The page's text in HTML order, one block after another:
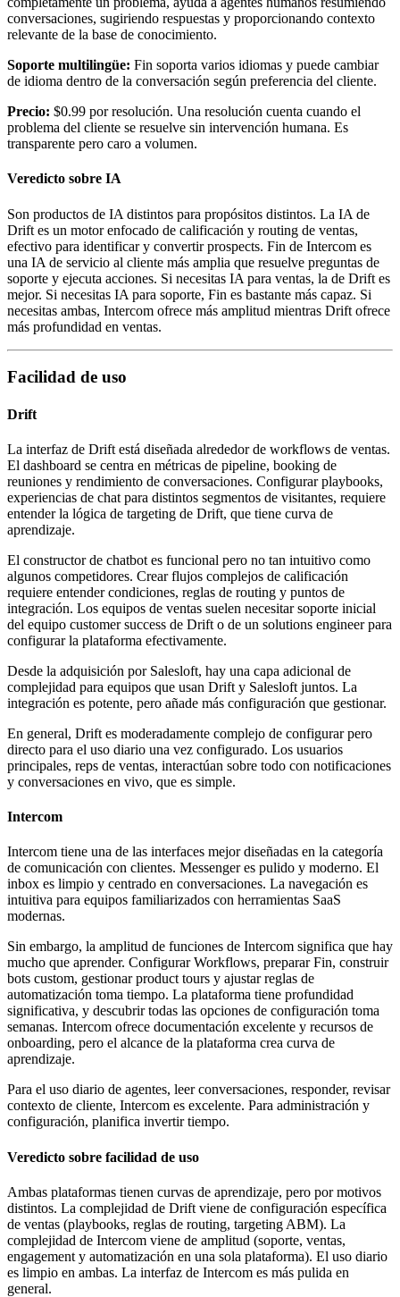
conversaciones, sugiriendo respuestas y proporcionando contexto
relevante de la base de conocimiento.
Soporte multilingüe: Fin soporta varios idiomas y puede cambiar
de idioma dentro de la conversación según preferencia del cliente.
Precio: $0.99 por resolución. Una resolución cuenta cuando el
problema del cliente se resuelve sin intervención humana. Es
transparente pero caro a volumen.
Veredicto sobre IA
Son productos de IA distintos para propósitos distintos. La IA de
Drift es un motor enfocado de calificación y routing de ventas,
efectivo para identificar y convertir prospects. Fin de Intercom es
una IA de servicio al cliente más amplia que resuelve preguntas de
soporte y ejecuta acciones. Si necesitas IA para ventas, la de Drift es
mejor. Si necesitas IA para soporte, Fin es bastante más capaz. Si
necesitas ambas, Intercom ofrece más amplitud mientras Drift ofrece
más profundidad en ventas.
Facilidad de uso
Drift
La interfaz de Drift está diseñada alrededor de workflows de ventas.
El dashboard se centra en métricas de pipeline, booking de
reuniones y rendimiento de conversaciones. Configurar playbooks,
experiencias de chat para distintos segmentos de visitantes, requiere
entender la lógica de targeting de Drift, que tiene curva de
aprendizaje.
El constructor de chatbot es funcional pero no tan intuitivo como
algunos competidores. Crear flujos complejos de calificación
requiere entender condiciones, reglas de routing y puntos de
integración. Los equipos de ventas suelen necesitar soporte inicial
del equipo customer success de Drift o de un solutions engineer para
configurar la plataforma efectivamente.
Desde la adquisición por Salesloft, hay una capa adicional de
complejidad para equipos que usan Drift y Salesloft juntos. La
integración es potente, pero añade más configuración que gestionar.
En general, Drift es moderadamente complejo de configurar pero
directo para el uso diario una vez configurado. Los usuarios
principales, reps de ventas, interactúan sobre todo con notificaciones
y conversaciones en vivo, que es simple.
Intercom
Intercom tiene una de las interfaces mejor diseñadas en la categoría
de comunicación con clientes. Messenger es pulido y moderno. El
inbox es limpio y centrado en conversaciones. La navegación es
intuitiva para equipos familiarizados con herramientas SaaS
modernas.
Sin embargo, la amplitud de funciones de Intercom significa que hay
mucho que aprender. Configurar Workflows, preparar Fin, construir
bots custom, gestionar product tours y ajustar reglas de
automatización toma tiempo. La plataforma tiene profundidad
significativa, y descubrir todas las opciones de configuración toma
semanas. Intercom ofrece documentación excelente y recursos de
onboarding, pero el alcance de la plataforma crea curva de
aprendizaje.
Para el uso diario de agentes, leer conversaciones, responder, revisar
contexto de cliente, Intercom es excelente. Para administración y
configuración, planifica invertir tiempo.
Veredicto sobre facilidad de uso
Ambas plataformas tienen curvas de aprendizaje, pero por motivos
distintos. La complejidad de Drift viene de configuración específica
de ventas (playbooks, reglas de routing, targeting ABM). La
complejidad de Intercom viene de amplitud (soporte, ventas,
engagement y automatización en una sola plataforma). El uso diario
es limpio en ambas. La interfaz de Intercom es más pulida en
general.